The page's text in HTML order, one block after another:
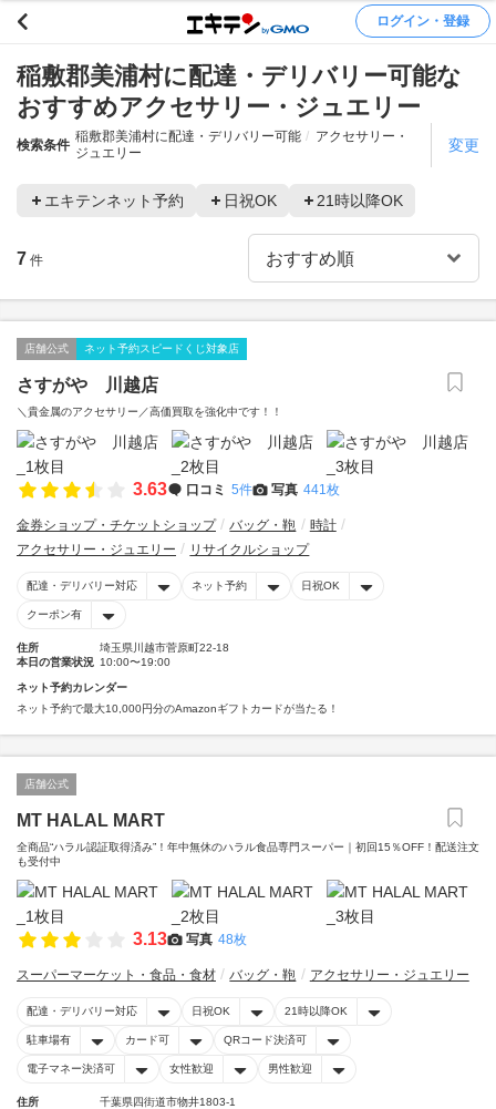
ログイン・登録
稲敷郡美浦村に配達・デリバリー可能な
おすすめアクセサリー・ジュエリー
検索条件
稲敷郡美浦村に配達・デリバリー可能
アクセサリー・
ジュエリー
変更
エキテンネット予約 日祝OK 21時以降OK
7 件
店舗公式 ネット予約スピードくじ対象店
さすがや 川越店
＼貴金属のアクセサリー／高価買取を強化中です！！
3.63 口コミ 5件 写真 441枚
金券ショップ・チケットショップ バッグ・鞄
時計
アクセサリー・ジュエリー
リサイクルショップ
配達・デリバリー対応 ネット予約 日祝OK
クーポン有
住所
埼玉県川越市菅原町22-18
本日の営業状況 10:00〜19:00
ネット予約カレンダー
ネット予約で最大10,000円分のAmazonギフトカードが当たる！
店舗公式
MT HALAL MART
全商品“ハラル認証取得済み”！年中無休のハラル食品専門スーパー｜初回15％OFF！配送注文
も受付中
3.13 写真 48枚
スーパーマーケット・食品・食材 バッグ・鞄 アクセサリー・ジュエリー
配達・デリバリー対応 日祝OK 21時以降OK
駐車場有 カード可 QRコード決済可
電子マネー決済可 女性歓迎 男性歓迎
住所
千葉県四街道市物井1803-1